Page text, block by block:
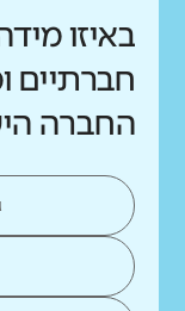
באיזו
חברתיים
החברה